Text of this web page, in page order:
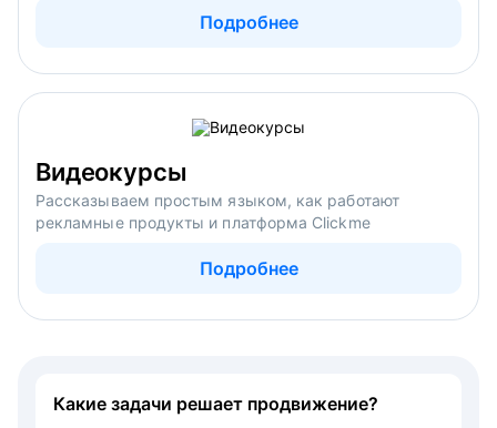
Подробнее
Видеокурсы
Рассказываем простым языком, как работают
рекламные продукты и платформа Clickme
Подробнее
Какие задачи решает продвижение?